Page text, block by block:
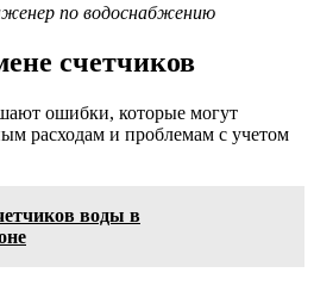
по водоснабжению
счетчиков
ошибки, которые могут
расходам и проблемам с учетом
воды в